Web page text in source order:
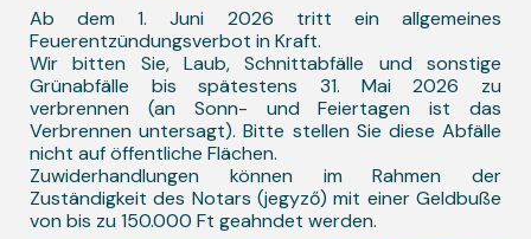
Ab dem 1. Juni 2026 tritt ein allgemeines
Feuerentzündungsverbot in Kraft.
Wir bitten Sie, Laub, Schnittabfälle und sonstige
Grünabfälle bis spätestens 31. Mai 2026 zu
verbrennen (an Sonn- und Feiertagen ist das
Verbrennen untersagt). Bitte stellen Sie diese Abfälle
nicht auf öffentliche Flächen.
Zuwiderhandlungen können im Rahmen der
Zuständigkeit des Notars (jegyző) mit einer Geldbuße
von bis zu 150.000 Ft geahndet werden.